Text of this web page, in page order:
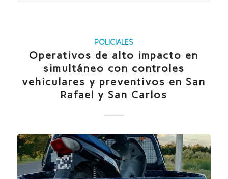
POLICIALES
Operativos de alto impacto en
simultáneo con controles
vehiculares y preventivos en San
Rafael y San Carlos